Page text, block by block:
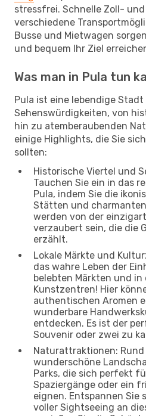
stressfrei. Schnelle Zoll-
verschiedene
Busse und Mietwagen
und bequem Ihr Ziel
Was man in Pula tun
Pula ist eine lebendige
Sehenswürdigkeiten, von
hin zu atemberaubenden
einige Highlights, die Sie
sollten:
Historische Viertel und
Tauchen Sie ein in das
Pula, indem Sie die
Stätten und
werden von der
verzaubert sein, die die
erzählt.
Lokale Märkte und
das wahre Leben der
belebten Märkten und in
Kunstzentren! Hier
authentischen Aromen
wunderbare
entdecken. Es ist der
Souvenir oder zwei zu
Naturattraktionen: Rund
wunderschöne
Parks, die sich perfekt
Spaziergänge oder ein
eignen. Entspannen Sie
voller Sightseeing an